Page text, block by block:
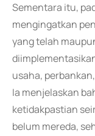
Sementara itu,
mengingatkan
yang telah
usaha,
Ia menjelaskan
ketidakpastian
belum mereda,